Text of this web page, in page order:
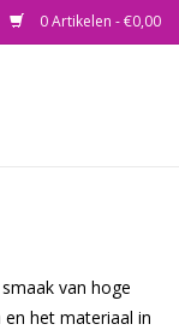
0 Artikelen - €0,00
van hoge
het materiaal in